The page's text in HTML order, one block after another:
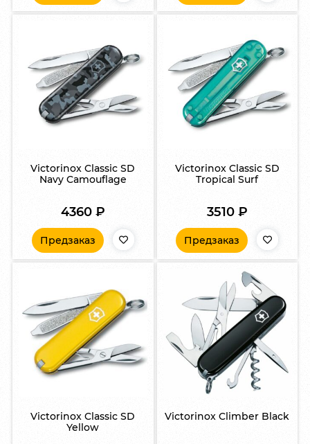
Victorinox Classic SD
Navy Camouflage
4360 ₽
Предзаказ
Victorinox Classic SD
Tropical Surf
3510 ₽
Предзаказ
Victorinox Classic SD
Yellow
Victorinox Climber Black